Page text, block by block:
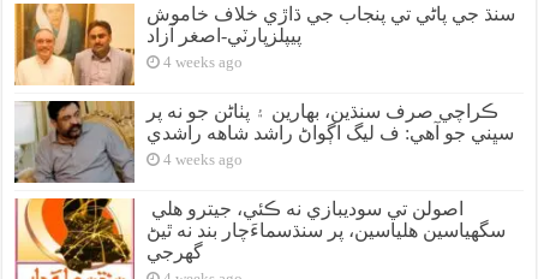
سنڌ جي پاڻي تي پنجاب جي ڌاڙي خلاف خاموش
پيپلزپارٽي-اصغر آزاد
4 weeks ago
ڪراچي صرف سنڌين، بهارين ۽ پٺاڻن جو نه پر
سڀني جو آهي: ف ليگ اڳواڻ راشد شاهه راشدي
4 weeks ago
سگهياسين هلياسين، پر سنڌسماءَچار بند نه ٿيڻ
گهرجي